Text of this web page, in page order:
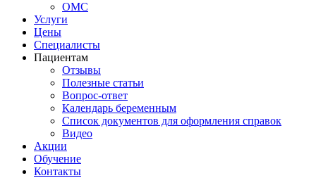
ОМС
Услуги
Цены
Специалисты
Пациентам
Отзывы
Полезные статьи
Вопрос-ответ
Календарь беременным
Список документов для оформления справок
Видео
Акции
Обучение
Контакты